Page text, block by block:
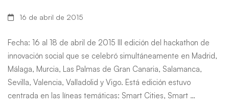
16 de abril de 2015
Fecha: 16 al 18 de abril de 2015 III edición del hackathon de
innovación social que se celebró simultáneamente en Madrid,
Málaga, Murcia, Las Palmas de Gran Canaria, Salamanca,
Sevilla, Valencia, Valladolid y Vigo. Está edición estuvo
centrada en las líneas temáticas: Smart Cities, Smart …